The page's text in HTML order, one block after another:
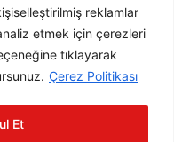
reklamlar
etmek için çerezleri
tıklayarak
Çerez Politikası
Et